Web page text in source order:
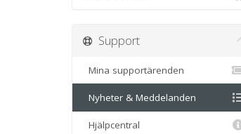
Support
Mina supportärenden
Nyheter & Meddelanden
Hjälpcentral